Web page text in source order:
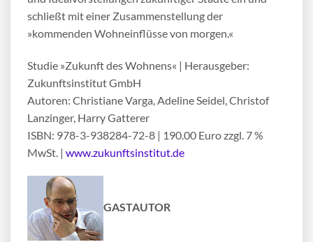
schließt mit einer Zusammenstellung der
»kommenden Wohneinflüsse von morgen.«
Studie »Zukunft des Wohnens« | Herausgeber:
Zukunftsinstitut GmbH
Autoren: Christiane Varga, Adeline Seidel, Christof
Lanzinger, Harry Gatterer
ISBN: 978-3-938284-72-8 | 190.00 Euro zzgl. 7 %
MwSt. | www.zukunftsinstitut.de
GASTAUTOR